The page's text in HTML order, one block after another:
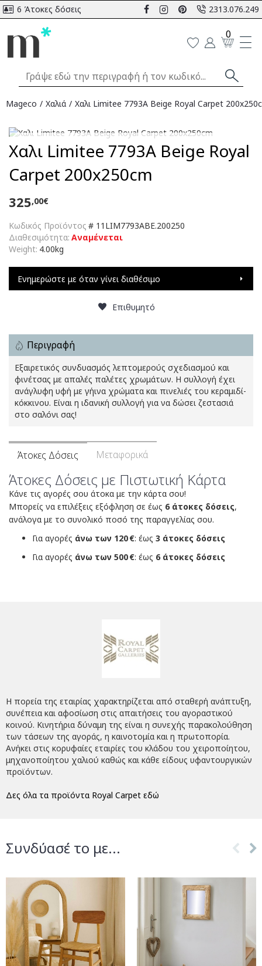
6 Άτοκες δόσεις 2313.076.249
0
Mageco Χαλιά Χαλι Limitee 7793A Beige Royal Carpet
Αναμένεται
Χαλι Limitee 7793A Beige Royal
Carpet 200x250cm
Κωδικός Προϊόντος # 11LIM7793ABE.200250
Διαθεσιμότητα: Αναμένεται
Weight: 4.00kg
325,00€
Ενημερώστε με όταν γίνει διαθέσιμο
Επιθυμητό
Περιγραφή
Εξαιρετικός συνδυασμός λεπτομερούς σχεδιασμού και
φινέτσας με απαλές παλέτες χρωμάτων. Η συλλογή έχει
ανάγλυφη υφή με γήινα χρώματα και πινελιές του κεραμιδί-
κόκκινου. Είναι η ιδανική συλλογή για να δώσει ζεστασιά
στο σαλόνι σας!
Άτοκες Δόσεις Μεταφορικά
Άτοκες Δόσεις με Πιστωτική Κάρτα
Κάνε τις αγορές σου άτοκα με την κάρτα σου!
Μπορείς να επιλέξεις εξόφληση σε έως 6 άτοκες δόσεις,
ανάλογα με το συνολικό ποσό της παραγγελίας σου.
Για αγορές άνω των 120 €: έως 3 άτοκες δόσεις
Για αγορές άνω των 500 €: έως 6 άτοκες δόσεις
Η πορεία της εταιρίας χαρακτηρίζεται από σταθερή ανάπτυξη,
συνέπεια και αφοσίωση στις απαιτήσεις του αγοραστικού
κοινού. Κινητήρια δύναμη της είναι η συνεχής παρακολούθηση
των τάσεων της αγοράς, η καινοτομία και η πρωτοπορία.
Ανήκει στις κορυφαίες εταιρίες του κλάδου του χειροποίητου,
μηχανοποίητου χαλιού καθώς και κάθε είδους υφαντουργικών
προϊόντων.
Δες όλα τα προϊόντα Royal Carpet εδώ
Συνδύασέ το με...